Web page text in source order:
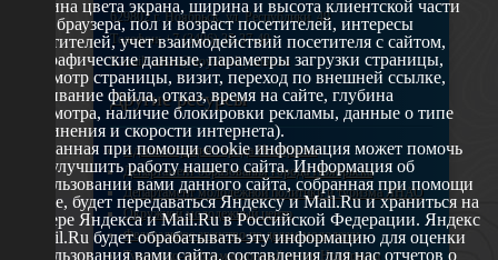
629802 г. Ноябрьск, ул. Республики, 49
Телефон: +7 (3496) 35-37-49
E-mail: udsm@noyabrsk.yanao.ru
Другие ресурсы
Администрация города Ноябрьска
Департамент образования города Ноябрьска
Департамент молодежной политики и туризма ЯНАО
Окружной молодежный центр
Федеральное агенство по делам молодежи
Туристско-информационный центр Ноябрьска
глубина цвета экрана, ширина и высота клиентской части
окна браузера, пол и возраст посетителей, интересы
посетителей, учет взаимодействий посетителя с сайтом,
географические данные, параметры загрузки страницы,
просмотр страницы, визит, переход по внешней ссылке,
cкачивание файла, отказ, время на сайте, глубина
просмотра, наличие блокировки рекламы, данные о типе
соединения и скорости интернета).
Собранная при помощи cookie информация может помочь
нам улучшить работу нашего сайта. Информация об
использовании вами данного сайта, собранная при помощи
cookie, будет передаваться Яндексу и Mail.Ru и храниться на
сервере Яндекса и Mail.Ru в Российской Федерации. Яндекс
и Mail.Ru будет обрабатывать эту информацию для оценки
использования вами сайта, составления для нас отчетов о